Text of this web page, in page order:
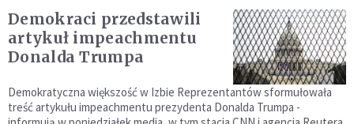
Demokraci przedstawili
artykuł impeachmentu
Donalda Trumpa
Demokratyczna większość w Izbie Reprezentantów sformułowała
treść artykułu impeachmentu prezydenta Donalda Trumpa -